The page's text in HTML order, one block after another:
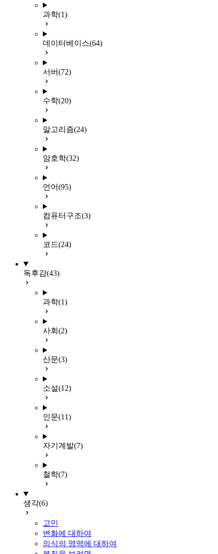
과학(1)
데이터베이스(64)
서버(72)
수학(20)
알고리즘(24)
암호학(32)
언어(95)
컴퓨터구조(3)
코드(24)
독후감(43)
과학(1)
사회 (2)
산문(3)
소설(12)
인문(11)
자기계발(7)
철학(7)
생각(6)
고민
변화에 대하여
의식의 영역에 대하여